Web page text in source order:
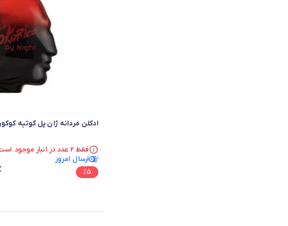
ادکلن مردانه ژان پل گوتیه
فقط ۲ عدد در انبار موجود است.
در سبد خرید بیش از ۳۰ نفر.
فقط ۲ عدد در انبار موجود است.
ارسال امروز
%5